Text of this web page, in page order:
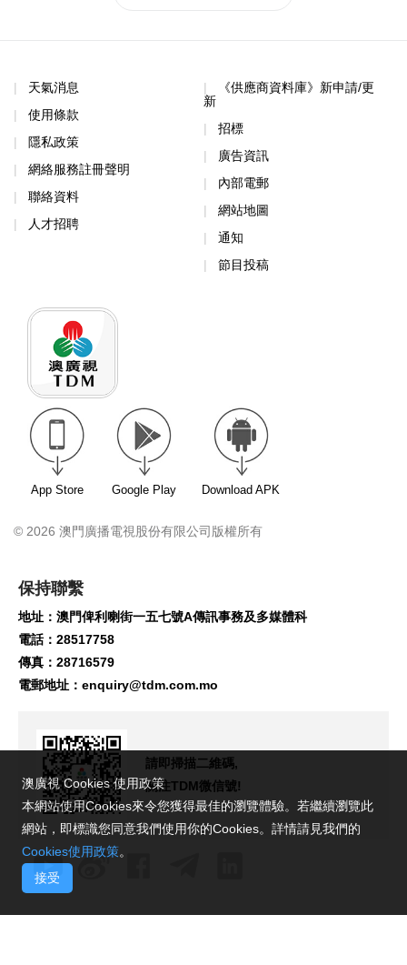
天氣消息
使用條款
隱私政策
網絡服務註冊聲明
聯絡資料
人才招聘
《供應商資料庫》新申請/更
新
招標
廣告資訊
內部電郵
網站地圖
通知
節目投稿
App Store Google Play Download APK
© 2026 澳門廣播電視股份有限公司版權所有
保持聯繫
地址：澳門俾利喇街一五七號A傳訊事務及多媒體科
電話：28517758
傳真：28716579
電郵地址： enquiry@tdm.com.mo
請即掃描二維碼,
關注TDM微信號!
澳廣視 Cookies 使用政策
本網站使用Cookies來令您獲得最佳的瀏覽體驗。若繼續瀏覽此
網站，即標識您同意我們使用你的Cookies。詳情請見我們的
Cookies使用政策。
接受